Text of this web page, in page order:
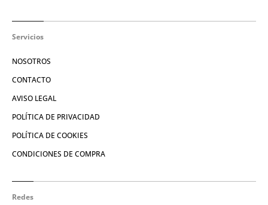
Servicios
NOSOTROS
CONTACTO
AVISO LEGAL
POLÍTICA DE PRIVACIDAD
POLÍTICA DE COOKIES
CONDICIONES DE COMPRA
Redes